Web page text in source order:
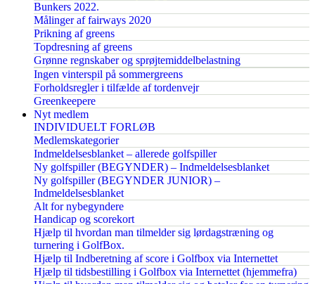
Bunkers 2022.
Målinger af fairways 2020
Prikning af greens
Topdresning af greens
Grønne regnskaber og sprøjtemiddelbelastning
Ingen vinterspil på sommergreens
Forholdsregler i tilfælde af tordenvejr
Greenkeepere
Nyt medlem
INDIVIDUELT FORLØB
Medlemskategorier
Indmeldelsesblanket – allerede golfspiller
Ny golfspiller (BEGYNDER) – Indmeldelsesblanket
Ny golfspiller (BEGYNDER JUNIOR) –
Indmeldelsesblanket
Alt for nybegyndere
Handicap og scorekort
Hjælp til hvordan man tilmelder sig lørdagstræning og
turnering i GolfBox.
Hjælp til Indberetning af score i Golfbox via Internettet
Hjælp til tidsbestilling i Golfbox via Internettet (hjemmefra)